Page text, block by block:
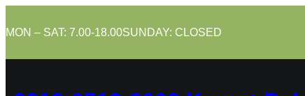
to
MON – SAT: 7.00-18.00SUNDAY: CLOSED